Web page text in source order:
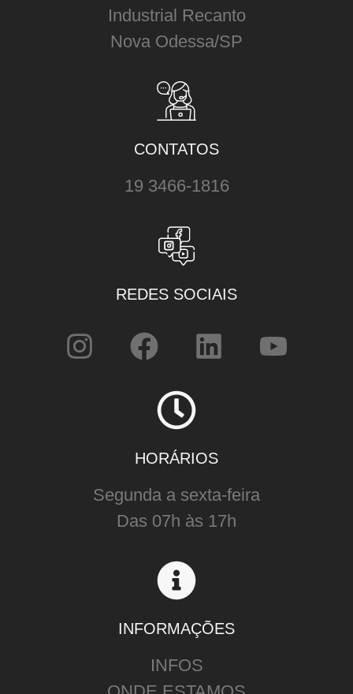
Industrial Recanto
Nova Odessa/SP
CONTATOS
19 3466-1816
REDES SOCIAIS
HORÁRIOS
Segunda a sexta-feira
Das 07h às 17h
INFORMAÇÕES
INFOS